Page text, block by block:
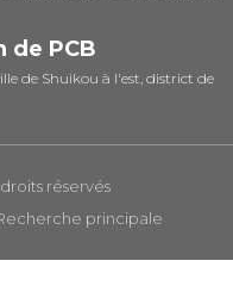
de PCB
de Shuikou à l'est, district de
réservés
principale